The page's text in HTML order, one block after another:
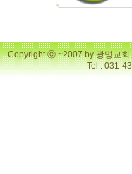
Copyright ⓒ ~2007 by 광명교
Tel : 031-